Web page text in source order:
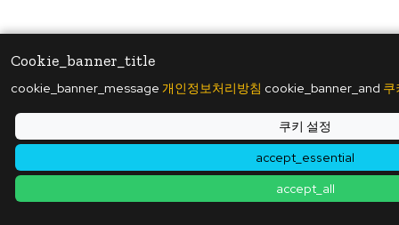
Cookie_banner_title
cookie_banner_message 개인정보처리방침 cookie_banner_and 쿠
쿠키 설정
accept_essential
accept_all